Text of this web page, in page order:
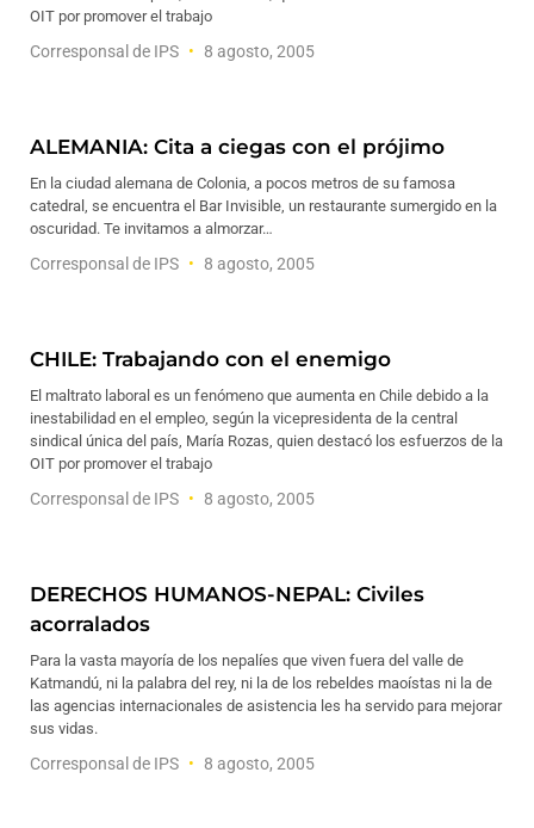
OIT por promover el trabajo
Corresponsal de IPS 8 agosto, 2005
ALEMANIA: Cita a ciegas con el prójimo
En la ciudad alemana de Colonia, a pocos metros de su famosa
catedral, se encuentra el Bar Invisible, un restaurante sumergido en la
oscuridad. Te invitamos a almorzar…
Corresponsal de IPS 8 agosto, 2005
CHILE: Trabajando con el enemigo
El maltrato laboral es un fenómeno que aumenta en Chile debido a la
inestabilidad en el empleo, según la vicepresidenta de la central
sindical única del país, María Rozas, quien destacó los esfuerzos de la
OIT por promover el trabajo
Corresponsal de IPS 8 agosto, 2005
DERECHOS HUMANOS-NEPAL: Civiles
acorralados
Para la vasta mayoría de los nepalíes que viven fuera del valle de
Katmandú, ni la palabra del rey, ni la de los rebeldes maoístas ni la de
las agencias internacionales de asistencia les ha servido para mejorar
sus vidas.
Corresponsal de IPS 8 agosto, 2005